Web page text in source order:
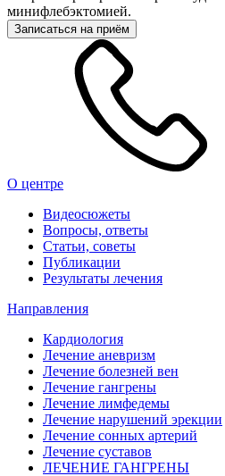
минифлебэктомией.
Записаться на приём
О центре
Видеосюжеты
Вопросы, ответы
Статьи, советы
Публикации
Результаты лечения
Направления
Кардиология
Лечение аневризм
Лечение болезней вен
Лечение гангрены
Лечение лимфедемы
Лечение нарушений эрекции
Лечение сонных артерий
Лечение суставов
ЛЕЧЕНИЕ ГАНГРЕНЫ